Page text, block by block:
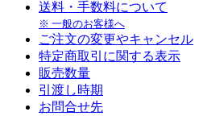
送料・手数料について
※ 一般のお客様へ
ご注文の変更やキャンセル
特定商取引に関する表示
販売数量
引渡し時期
お問合せ先